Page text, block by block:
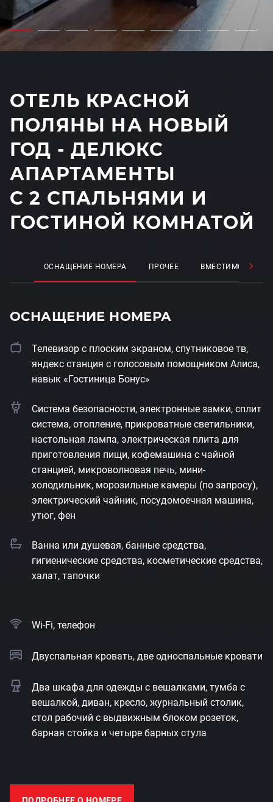
ОТЕЛЬ КРАСНОЙ
ПОЛЯНЫ НА НОВЫЙ
ГОД - ДЕЛЮКС
АПАРТАМЕНТЫ
С 2 СПАЛЬНЯМИ И
ГОСТИНОЙ КОМНАТОЙ
ОСНАЩЕНИЕ НОМЕРА ПРОЧЕЕ ВМЕСТИМОСТЬ
ОСНАЩЕНИЕ НОМЕРА
Телевизор с плоским экраном, спутниковое тв,
яндекс станция с голосовым помощником Алиса,
навык «Гостиница Бонус»
Система безопасности, электронные замки, сплит
система, отопление, прикроватные светильники,
настольная лампа, электрическая плита для
приготовления пищи, кофемашина с чайной
станцией, микроволновая печь, мини-
холодильник, морозильные камеры (по запросу),
электрический чайник, посудомоечная машина,
утюг, фен
Ванна или душевая, банные средства,
гигиенические средства, косметические средства,
халат, тапочки
Wi-Fi, телефон
Двуспальная кровать, две односпальные кровати
Два шкафа для одежды с вешалками, тумба с
вешалкой, диван, кресло, журнальный столик,
стол рабочий с выдвижным блоком розеток,
барная стойка и четыре барных стула
ПОДРОБНЕЕ О НОМЕРЕ